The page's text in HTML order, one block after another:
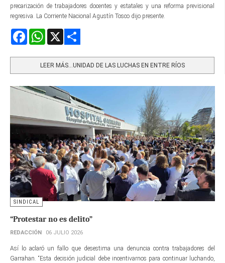
precarización de trabajadores docentes y estatales y una reforma previsional
regresiva. La Corriente Nacional Agustín Tosco dijo presente.
FacebookWhatsApp
LEER MÁS…UNIDAD DE LAS LUCHAS EN ENTRE RÍOS
SINDICAL
“Protestar no es delito”
REDACCIÓN 06 JULIO 2026
Así lo aclaró un fallo que desestima una denuncia contra trabajadores del
Garrahan. “Esta decisión judicial debe incentivarnos para continuar luchando,